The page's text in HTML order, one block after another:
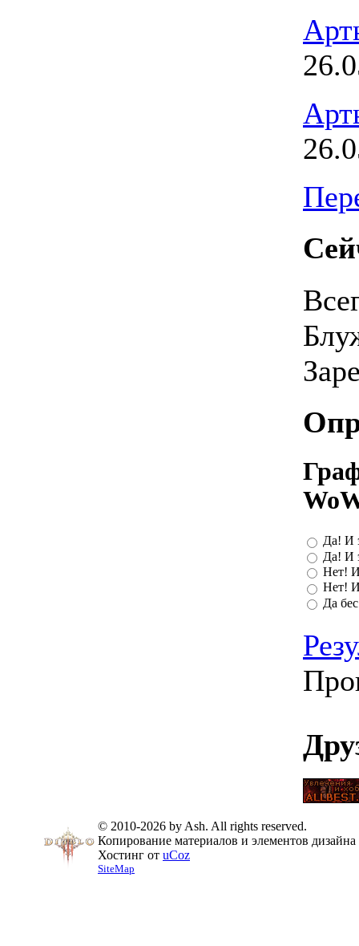
Да! И
Да! И
Нет! И
Нет!
Да
© 2010-2026 by Ash. All rights reserved.
Копирование материалов и элементов
Хостинг от uCoz
SiteMap